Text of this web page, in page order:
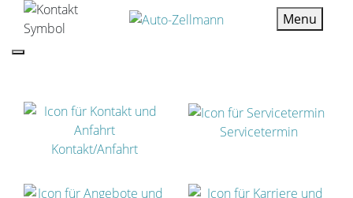
Menu
Kontakt/Anfahrt
Servicetermin